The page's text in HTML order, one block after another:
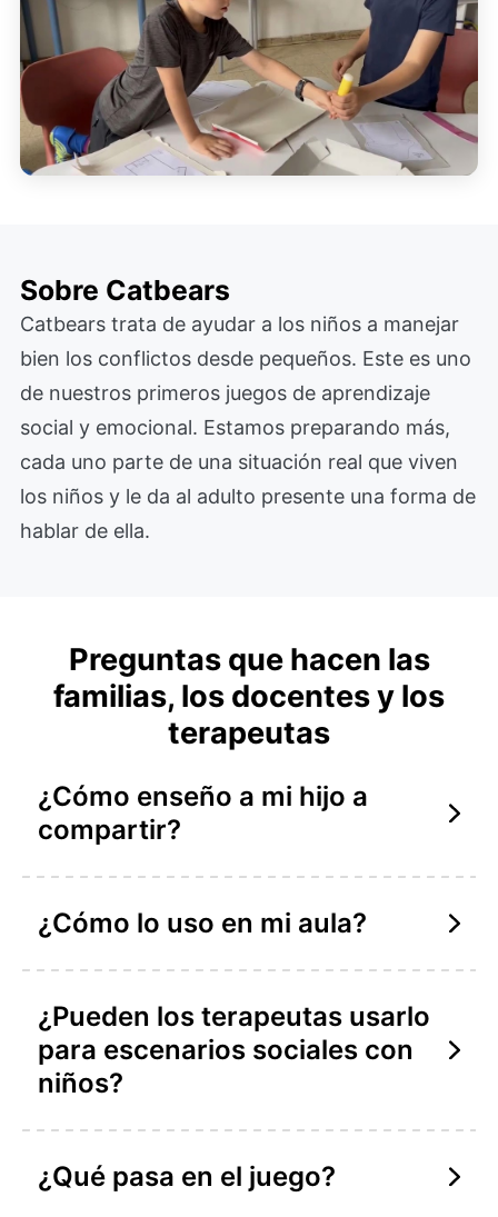
Sobre Catbears
Catbears trata de ayudar a los niños a manejar
bien los conflictos desde pequeños. Este es uno
de nuestros primeros juegos de aprendizaje
social y emocional. Estamos preparando más,
cada uno parte de una situación real que viven
los niños y le da al adulto presente una forma de
hablar de ella.
Preguntas que hacen las
familias, los docentes y los
terapeutas
¿Cómo enseño a mi hijo a
compartir?
¿Cómo lo uso en mi aula?
¿Pueden los terapeutas usarlo
para escenarios sociales con
niños?
¿Qué pasa en el juego?